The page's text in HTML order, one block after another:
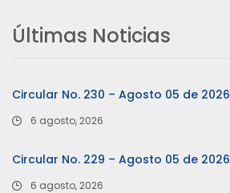
Últimas Noticias
Circular No. 230 – Agosto 05 de 2026
6 agosto, 2026
Circular No. 229 – Agosto 05 de 2026
6 agosto, 2026